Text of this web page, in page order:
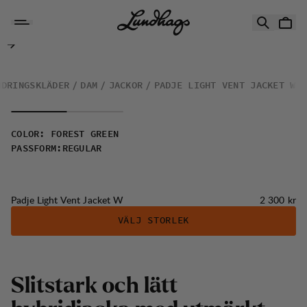
Padje Light Vent Jacket W
DAM JACKOR PADJE LIGHT VENT JACKET W
COLOR :
FOREST GREEN
PASSFORM : REGULAR
Padje Light Vent Jacket W Pris:
2 300 kr
VÄLJ STORLEK
Slitstark och lätt